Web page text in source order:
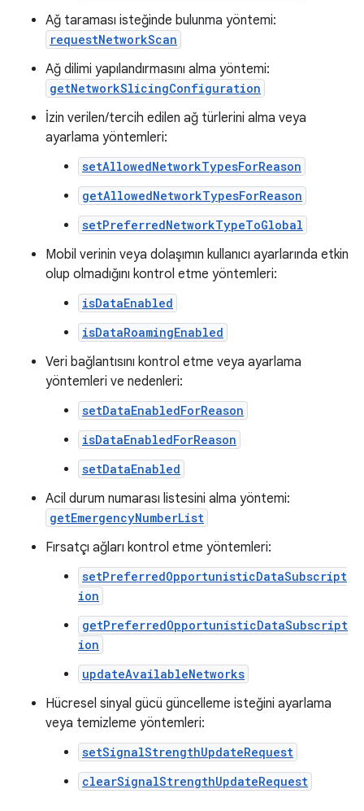
Ağ taraması isteğinde bulunma yöntemi:
requestNetworkScan
Ağ dilimi yapılandırmasını alma yöntemi:
getNetworkSlicingConfiguration
İzin verilen/tercih edilen ağ türlerini alma veya
ayarlama yöntemleri:
setAllowedNetworkTypesForReason
getAllowedNetworkTypesForReason
setPreferredNetworkTypeToGlobal
Mobil verinin veya dolaşımın kullanıcı ayarlarında etkin
olup olmadığını kontrol etme yöntemleri:
isDataEnabled
isDataRoamingEnabled
Veri bağlantısını kontrol etme veya ayarlama
yöntemleri ve nedenleri:
setDataEnabledForReason
isDataEnabledForReason
setDataEnabled
Acil durum numarası listesini alma yöntemi:
getEmergencyNumberList
Fırsatçı ağları kontrol etme yöntemleri:
setPreferredOpportunisticDataSubscript
ion
getPreferredOpportunisticDataSubscript
ion
updateAvailableNetworks
Hücresel sinyal gücü güncelleme isteğini ayarlama
veya temizleme yöntemleri:
setSignalStrengthUpdateRequest
clearSignalStrengthUpdateRequest